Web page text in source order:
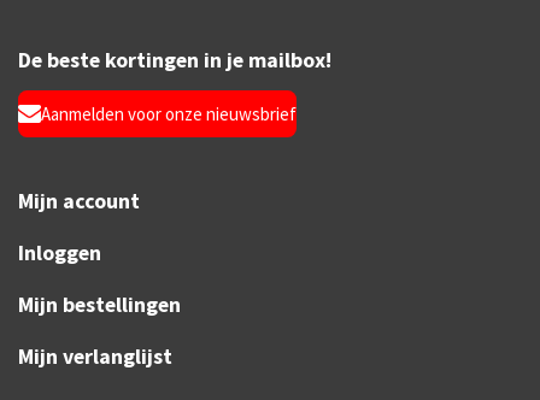
De beste kortingen in je mailbox!
Aanmelden voor onze nieuwsbrief
Mijn account
Inloggen
Mijn bestellingen
Mijn verlanglijst